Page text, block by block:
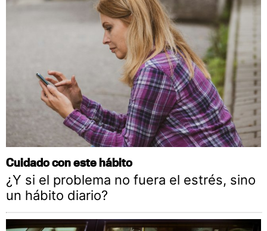
Cuidado con este hábito
¿Y si el problema no fuera el estrés, sino
un hábito diario?